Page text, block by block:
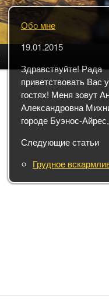
Обо мне
19.01.2015
Здравствуйте! Рада
приветствовать Вас
гостях! Меня зовут
Александровна
городе Буэнос-
Следующие статьи
Грудное